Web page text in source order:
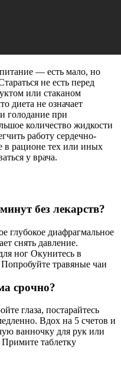
— есть мало, но
не есть перед
или стаканом
диета не означает
голодание при
количество жидкости
работу сердечно-
в рационе тех или иных
у врача.
без лекарств?
глубокое диафрагмальное
снять давление.
ног Окунитесь в
травяные чаи
срочно?
глаза, постарайтесь
Вдох на 5 счетов и
ванночку для рук или
таблетку